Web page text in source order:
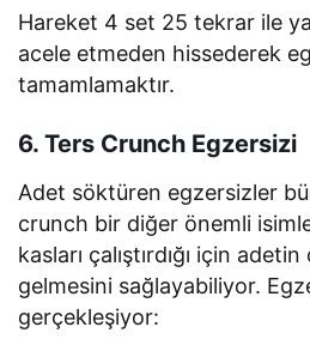
Hareket 4 set 25 tekrar ile
acele etmeden hissederek
tamamlamaktır.
6. Ters Crunch Egzersizi
Adet söktüren egzersizler
crunch bir diğer önemli
kasları çalıştırdığı için
gelmesini sağlayabiliyor.
gerçekleşiyor: